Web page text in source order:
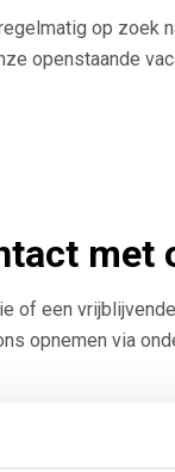
op zoek
openstaande
met
of een
opnemen via